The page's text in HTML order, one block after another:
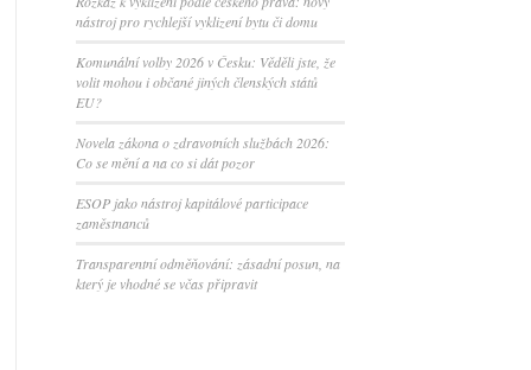
nástroj pro rychlejší vyklizení bytu či domu
Komunální volby 2026 v Česku: Věděli jste, že
volit mohou i občané jiných členských států
EU?
Novela zákona o zdravotních službách 2026:
Co se mění a na co si dát pozor
ESOP jako nástroj kapitálové participace
zaměstnanců
Transparentní odměňování: zásadní posun, na
který je vhodné se včas připravit